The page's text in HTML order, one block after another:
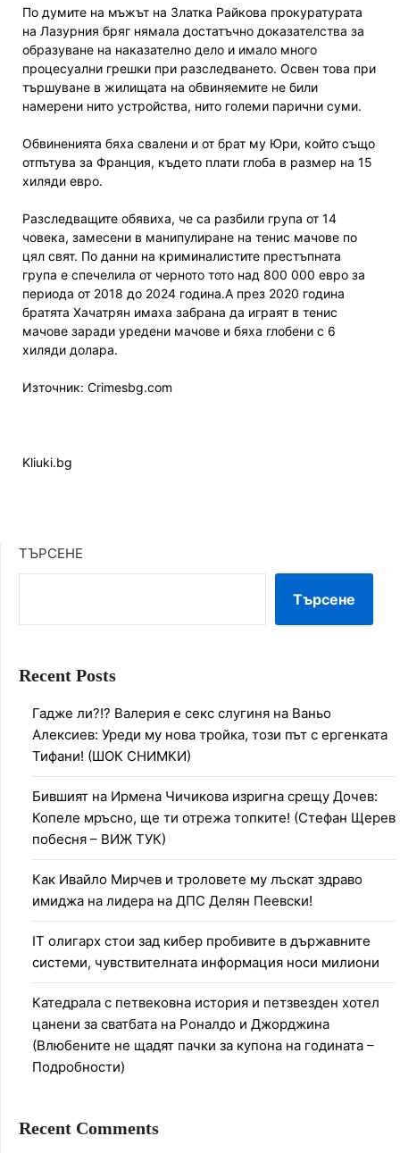
По думите на мъжът на Златка Райкова прокуратурата
на Лазурния бряг нямала достатъчно доказателства за
образуване на наказателно дело и имало много
процесуални грешки при разследването. Освен това при
тършуване в жилищата на обвиняемите не били
намерени нито устройства, нито големи парични суми.
Обвиненията бяха свалени и от брат му Юри, който също
отпътува за Франция, където плати глоба в размер на 15
хиляди евро.
Разследващите обявиха, че са разбили група от 14
човека, замесени в манипулиране на тенис мачове по
цял свят. По данни на криминалистите престъпната
група е спечелила от черното тото над 800 000 евро за
периода от 2018 до 2024 година.А през 2020 година
братята Хачатрян имаха забрана да играят в тенис
мачове заради уредени мачове и бяха глобени с 6
хиляди долара.
Източник: Crimesbg.com
Kliuki.bg
ТЪРСЕНЕ
Търсене
Recent Posts
Гадже ли?!? Валерия е секс слугиня на Ваньо
Алексиев: Уреди му нова тройка, този път с ергенката
Тифани! (ШОК СНИМКИ)
Бившият на Ирмена Чичикова изригна срещу Дочев:
Копеле мръсно, ще ти отрежа топките! (Стефан Щерев
побесня – ВИЖ ТУК)
Как Ивайло Мирчев и троловете му лъскат здраво
имиджа на лидера на ДПС Делян Пеевски!
IT олигарх стои зад кибер пробивите в държавните
системи, чувствителната информация носи милиони
Катедрала с петвековна история и петзвезден хотел
цанени за сватбата на Роналдо и Джорджина
(Влюбените не щадят пачки за купона на годината –
Подробности)
Recent Comments